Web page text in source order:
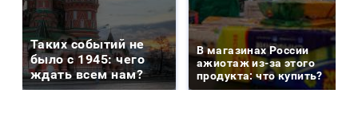
Таких событий не
было с 1945: чего
ждать всем нам?
В магазинах России
ажиотаж из-за этого
продукта: что купить?